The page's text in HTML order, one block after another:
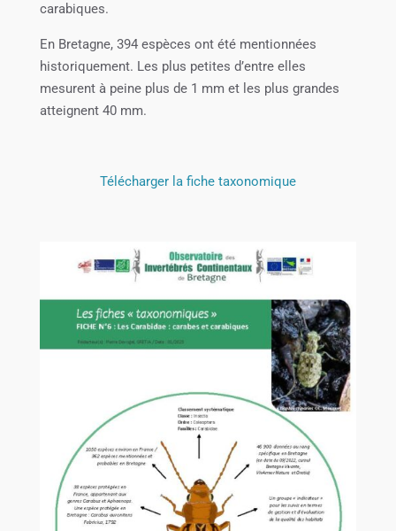
carabiques.
En Bretagne, 394 espèces ont été mentionnées
historiquement. Les plus petites d’entre elles
mesurent à peine plus de 1 mm et les plus grandes
atteignent 40 mm.
Télécharger la fiche taxonomique